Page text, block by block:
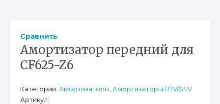
Амортизатор передний для
CF625-Z6
Сравнить
Категории: Амортизаторы Амортизаторы UTV/SSV
Артикул: